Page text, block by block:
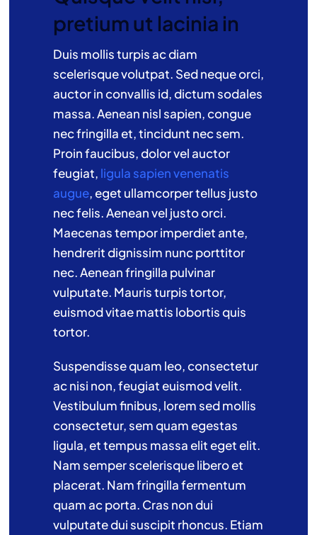
pretium ut lacinia in
Duis mollis turpis ac diam
scelerisque volutpat. Sed neque orci,
auctor in convallis id, dictum sodales
massa. Aenean nisl sapien, congue
nec fringilla et, tincidunt nec sem.
Proin faucibus, dolor vel auctor
feugiat, ligula sapien venenatis
augue, eget ullamcorper tellus justo
nec felis. Aenean vel justo orci.
Maecenas tempor imperdiet ante,
hendrerit dignissim nunc porttitor
nec. Aenean fringilla pulvinar
vulputate. Mauris turpis tortor,
euismod vitae mattis lobortis quis
tortor.
Suspendisse quam leo, consectetur
ac nisi non, feugiat euismod velit.
Vestibulum finibus, lorem sed mollis
consectetur, sem quam egestas
ligula, et tempus massa elit eget elit.
Nam semper scelerisque libero et
placerat. Nam fringilla fermentum
quam ac porta. Cras non dui
vulputate dui suscipit rhoncus. Etiam